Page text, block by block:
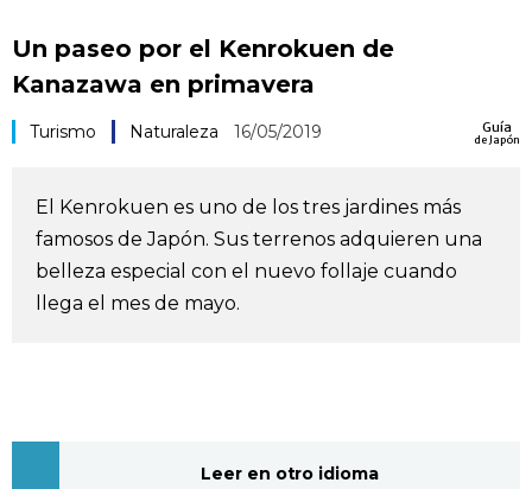
Tecnología
Vida
Guía de Japón
Vídeos e imágenes
official SNS
Un paseo por el Kenrokuen de
Kanazawa en primavera
Guía
de Japón
Turismo Naturaleza 16/05/2019
El Kenrokuen es uno de los tres jardines más
famosos de Japón. Sus terrenos adquieren una
belleza especial con el nuevo follaje cuando
llega el mes de mayo.
Leer en otro idioma